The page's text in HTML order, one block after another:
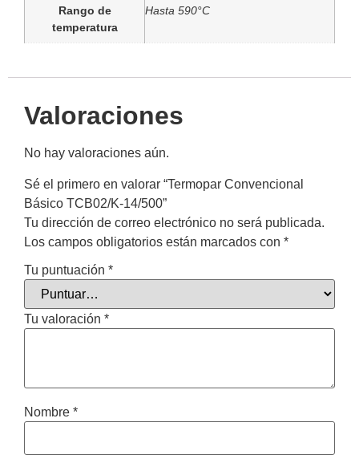
Rango de
temperatura
Hasta 590°C
Valoraciones
No hay valoraciones aún.
Sé el primero en valorar “Termopar Convencional
Básico TCB02/K-14/500”
Tu dirección de correo electrónico no será publicada.
Los campos obligatorios están marcados con *
Tu puntuación *
Tu valoración *
Nombre *